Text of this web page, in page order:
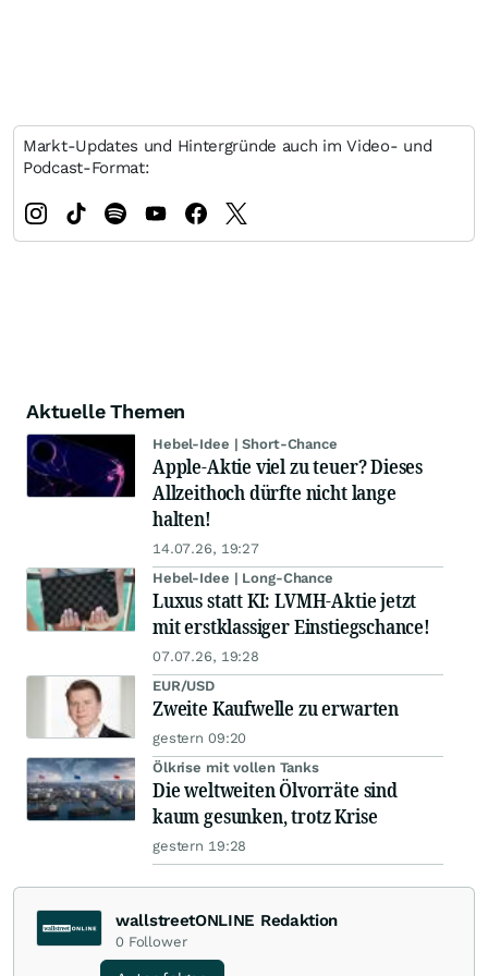
Markt-Updates und Hintergründe auch im Video- und
Podcast-Format:
Aktuelle Themen
Hebel-Idee | Short-Chance
Apple-Aktie viel zu teuer? Dieses
Allzeithoch dürfte nicht lange
halten!
14.07.26, 19:27
Hebel-Idee | Long-Chance
Luxus statt KI: LVMH-Aktie jetzt
mit erstklassiger Einstiegschance!
07.07.26, 19:28
EUR/USD
Zweite Kaufwelle zu erwarten
gestern 09:20
Ölkrise mit vollen Tanks
Die weltweiten Ölvorräte sind
kaum gesunken, trotz Krise
gestern 19:28
wallstreetONLINE Redaktion
0 Follower